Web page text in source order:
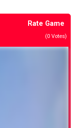
Rate Game
(0 Votes)